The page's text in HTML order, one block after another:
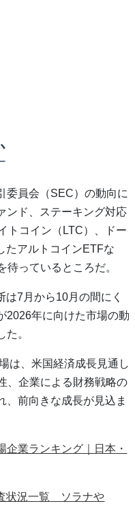
委員会（SEC）の動向に
ンド、ステーキング対応
トコイン（LTC）、ドー
たアルトコインETFな
待っているところだ。
7月から10月の間にく
2026年に向けた市場の動
。
は、米国経済成長見通し
、企業による財務戦略の
、前向きな成長が見込ま
企業ランキング｜日本・
状況一覧 ソラナや